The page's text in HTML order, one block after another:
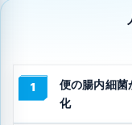
1
便の腸内細菌
化